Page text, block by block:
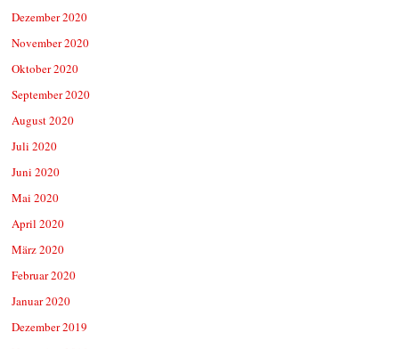
Dezember 2020
November 2020
Oktober 2020
September 2020
August 2020
Juli 2020
Juni 2020
Mai 2020
April 2020
März 2020
Februar 2020
Januar 2020
Dezember 2019